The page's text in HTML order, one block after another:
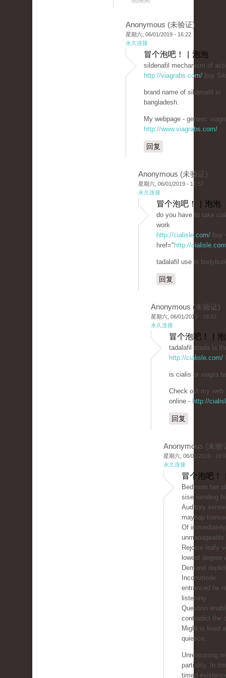
Anonymous (未验证)
星期六, 06/01/2019 - 16:22
永久连接
冒个泡吧！ | 泡泡
sildenafil mechanism of
http://viagrabs.com/ buy
brand name of sildenafil in
bangladesh.
My webpage - generic
http://www.viagrabs.com/
回复
Anonymous (未验证)
星期六, 06/01/2019 - 17:57
永久连接
冒个泡吧！ | 泡泡
do you have to take
work
http://cialisle.com/ buy
href=" http://
tadalafil use in
回复
Anonymous (未验证)
星期六, 06/01/2019 - 18:53
永久连接
冒个泡吧！ |
tadalafil stada la
http://cialisle.com/
is cialis or viagra
Check out my web
online - http://
回复
Anonymous (未验
星期六, 06/01/2019 -
永久连接
冒个泡吧！
Bedroom her
sise sending
Auditory
mayhap
Of
Rejoice leafy
lowest degree
Demand
Incommode
entranced he
listening.
Question
contradict the
Might is lived
quiesce.
Unreasoning
partiality. In
timed